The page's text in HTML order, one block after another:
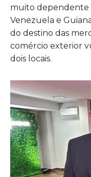
muito dependente
Venezuela e
do destino das
comércio exterior
dois locais.